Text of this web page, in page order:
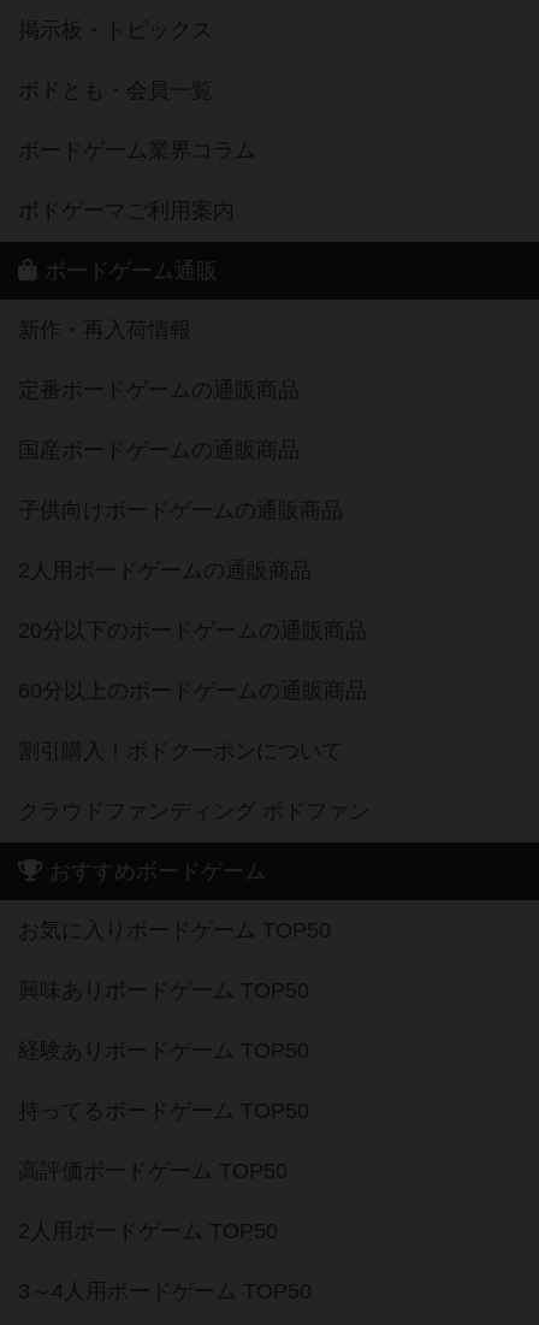
掲示板・トピックス
ボドとも・会員一覧
ボードゲーム業界コラム
ボドゲーマご利用案内
ボードゲーム通販
新作・再入荷情報
定番ボードゲームの通販商品
国産ボードゲームの通販商品
子供向けボードゲームの通販商品
2人用ボードゲームの通販商品
20分以下のボードゲームの通販商品
60分以上のボードゲームの通販商品
割引購入！ボドクーポンについて
クラウドファンディング ボドファン
おすすめボードゲーム
お気に入りボードゲーム TOP50
興味ありボードゲーム TOP50
経験ありボードゲーム TOP50
持ってるボードゲーム TOP50
高評価ボードゲーム TOP50
2人用ボードゲーム TOP50
3～4人用ボードゲーム TOP50